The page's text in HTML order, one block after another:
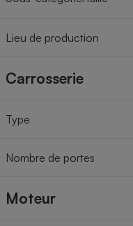
Lieu de production
Carrosserie
Type
Nombre de portes
Moteur